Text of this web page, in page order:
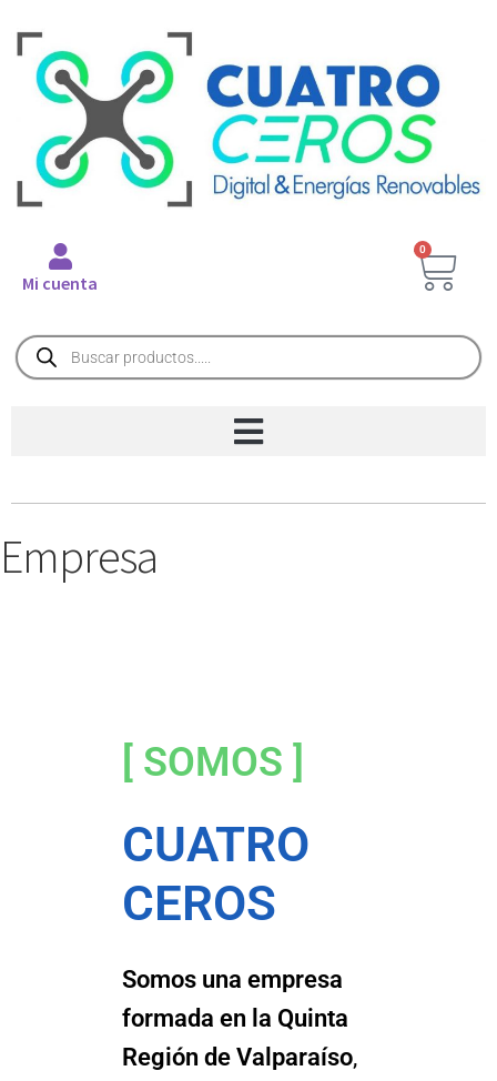
Mi cuenta
0
Empresa
[ SOMOS ]
CUATRO
CEROS
Somos una empresa
formada en la Quinta
Región de Valparaíso,